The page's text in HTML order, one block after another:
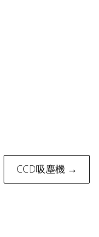
CCD吸塵機 →